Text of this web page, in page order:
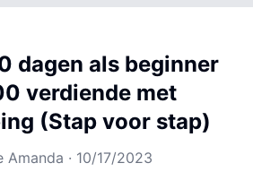
dagen als beginner
verdiende met
(Stap voor stap)
Amanda · 10/17/2023